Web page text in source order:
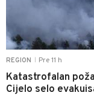
REGION Pre 11 h
Katastrofalan
Cijelo selo